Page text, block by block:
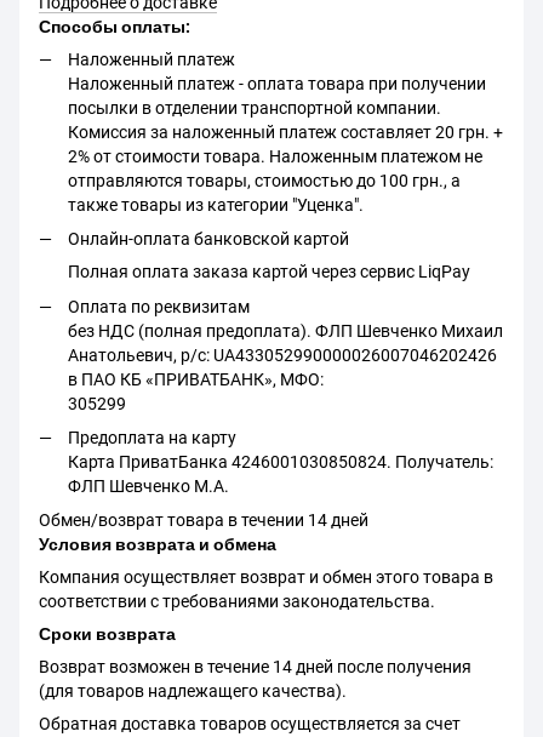
Способы оплаты:
Наложенный платеж
Наложенный платеж - оплата товара при получении
посылки в отделении транспортной компании.
Комиссия за наложенный платеж составляет 20 грн. +
2% от стоимости товара. Наложенным платежом не
отправляются товары, стоимостью до 100 грн., а
также товары из категории "Уценка".
Онлайн-оплата банковской картой
Полная оплата заказа картой через сервис LiqPay
Оплата по реквизитам
без НДС (полная предоплата). ФЛП Шевченко Михаил
Анатольевич, р/с: UA433052990000026007046202426
в ПАО КБ «ПРИВАТБАНК», МФО:
305299
Предоплата на карту
Карта ПриватБанка 4246001030850824. Получатель:
ФЛП Шевченко М.А.
Обмен/возврат товара в течении 14 дней
Условия возврата и обмена
Компания осуществляет возврат и обмен этого товара в
соответствии с требованиями законодательства.
Сроки возврата
Возврат возможен в течение 14 дней после получения
(для товаров надлежащего качества).
Обратная доставка товаров осуществляется за счет